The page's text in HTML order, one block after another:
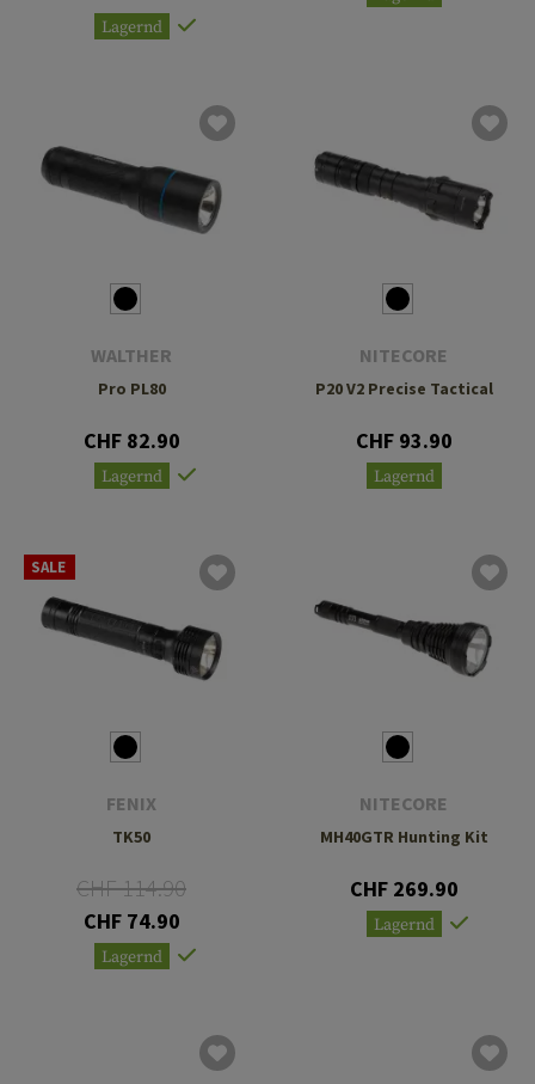
Lagernd
WALTHER
Pro PL80
CHF 82.90
Lagernd
NITECORE
P20 V2 Precise Tactical
CHF 93.90
Lagernd
SALE
FENIX
TK50
CHF 114.90
CHF 74.90
Lagernd
NITECORE
MH40GTR Hunting Kit
CHF 269.90
Lagernd